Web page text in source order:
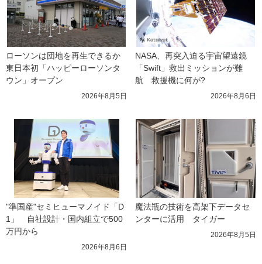
ローソンは団地を再生できるか
東日本初「ハッピーローソンタ
ウン」オープン
2026年8月5日
NASA、再突入迫る宇宙望遠鏡
「Swift」救出ミッションが難
航　救援機に何が?
2026年8月6日
"準国産"セミヒューマノイド「D
1」　自社設計・国内組立で500
万円から
2026年8月6日
魔法瓶の技術を高架下データセ
ンターに活用　タイガー
2026年8月5日